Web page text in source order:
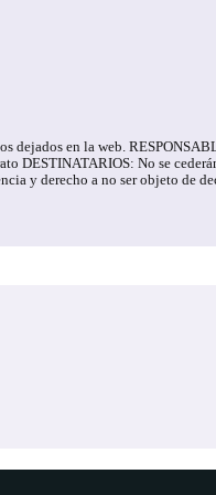
dejados en la web.
No se
y derecho a no ser objeto de